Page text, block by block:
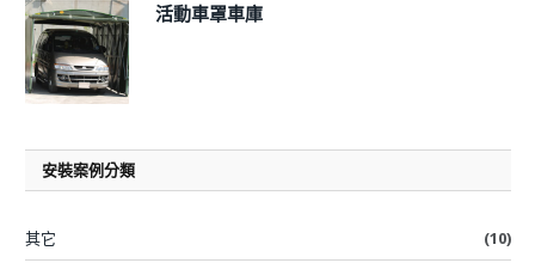
活動車罩車庫
安裝案例分類
其它
(10)